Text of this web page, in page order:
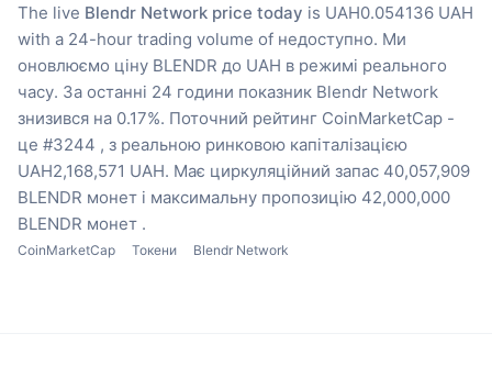
The live Blendr Network price today is UAH0.054136 UAH
with a 24-hour trading volume of недоступно. Ми
оновлюємо ціну BLENDR до UAH в режимі реального
часу. За останні 24 години показник Blendr Network
знизився на 0.17%. Поточний рейтинг CoinMarketCap -
це #3244 , з реальною ринковою капіталізацією
UAH2,168,571 UAH. Має циркуляційний запас 40,057,909
BLENDR монет і максимальну пропозицію 42,000,000
BLENDR монет .
CoinMarketCap Токени Blendr Network